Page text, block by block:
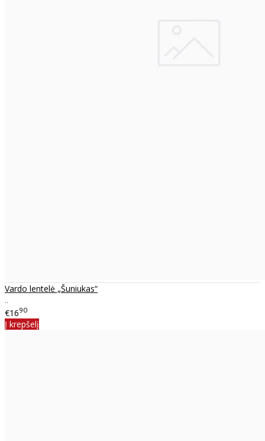
Vardo lentelė „Šuniukas“
..
€1690
Į krepšelį